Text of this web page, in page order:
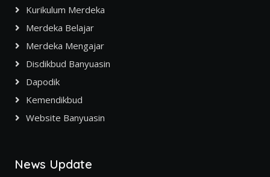
Kurikulum Merdeka
Merdeka Belajar
Merdeka Mengajar
Disdikbud Banyuasin
Dapodik
Kemendikbud
Website Banyuasin
News Update